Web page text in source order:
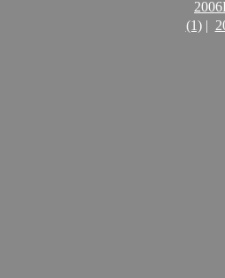
(1) |